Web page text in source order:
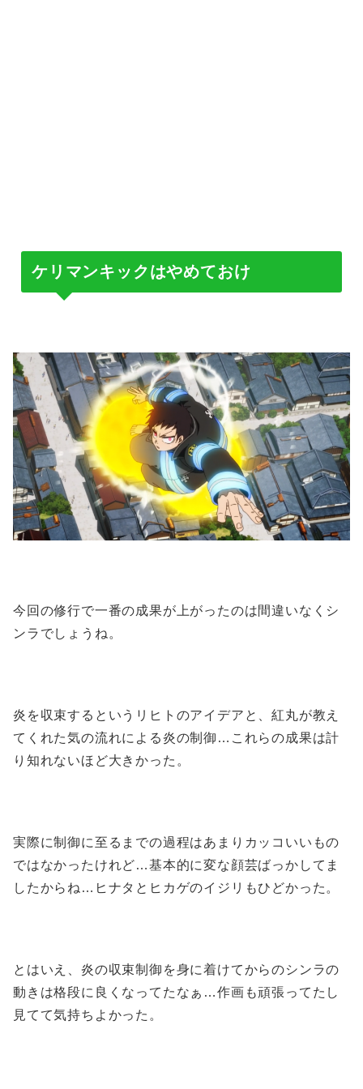
ケリマンキックはやめておけ
今回の修行で一番の成果が上がったのは間違いなくシ
ンラでしょうね。
炎を収束するというリヒトのアイデアと、紅丸が教え
てくれた気の流れによる炎の制御…これらの成果は計
り知れないほど大きかった。
実際に制御に至るまでの過程はあまりカッコいいもの
ではなかったけれど…基本的に変な顔芸ばっかしてま
したからね…ヒナタとヒカゲのイジリもひどかった。
とはいえ、炎の収束制御を身に着けてからのシンラの
動きは格段に良くなってたなぁ…作画も頑張ってたし
見てて気持ちよかった。